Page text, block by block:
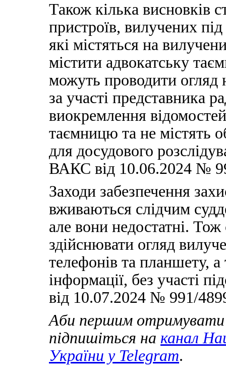
Також кілька висновків
пристроїв, вилучених
які містяться на
містити адвокатську
можуть проводити
за участі представника
виокремлення
таємницю та не містять
для досудового
ВАКС від 10.06.2024 №
Заходи забезпечення
вживаються слідчим
але вони недостатні.
здійснювати огляд
телефонів та планшету, а
інформації, без участі
від 10.07.2024 № 991/
Аби першим отримувати
підпишіться на канал
України у Telegram.